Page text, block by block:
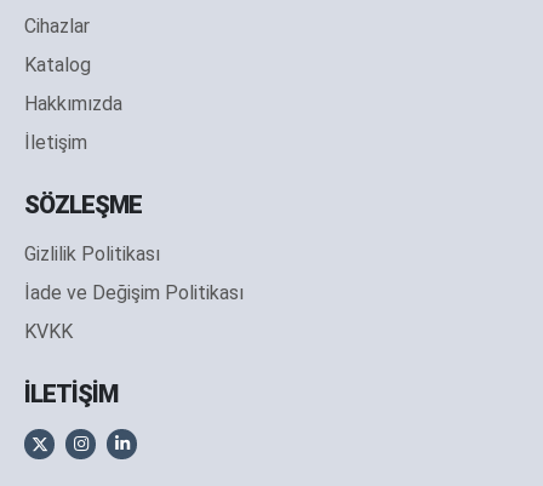
Cihazlar
Katalog
Hakkımızda
İletişim
SÖZLEŞME
Gizlilik Politikası
İade ve Değişim Politikası
KVKK
İLETİŞİM